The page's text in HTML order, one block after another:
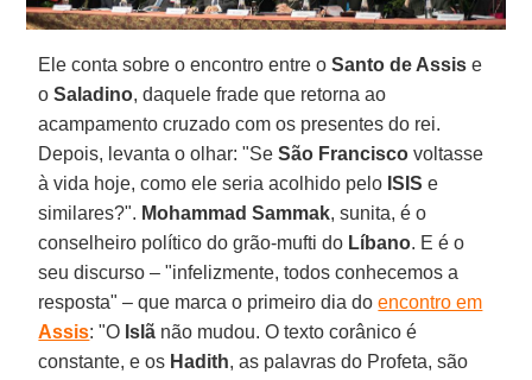
Ele conta sobre o encontro entre oSanto de Assis e
oSaladino, daquele frade que retorna ao
acampamento cruzado com os presentes do rei.
Depois, levanta o olhar: "SeSão Francisco voltasse
à vida hoje, como ele seria acolhido pelo ISIS e
similares?". Mohammad Sammak, sunita, é o
conselheiro político do grão-mufti do Líbano. E é o
seu discurso – "infelizmente, todos conhecemos a
resposta" – que marca o primeiro dia doencontro em
Assis: "O Islã não mudou. O texto corânico é
constante, e os Hadith, as palavras do Profeta, são